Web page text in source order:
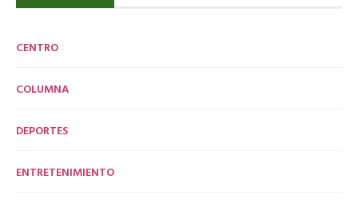
CENTRO
COLUMNA
DEPORTES
ENTRETENIMIENTO